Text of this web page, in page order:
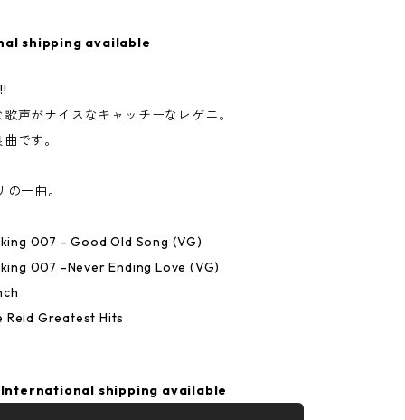
shipping available
声がナイスなキャッチーなレゲエ。
です。
一曲。
007 - Good Old Song (VG)
007 -Never Ending Love (VG)
Reid Greatest Hits
International shipping available